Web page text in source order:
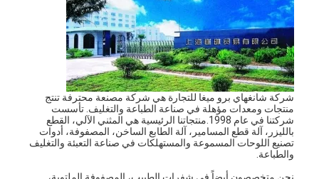
معلومات عنا
جولة في المعمل
مراقبة الجودة
اتصل بنا
أخبار
شركة شانغهاي برو ميغا للتجارة هي شركة مصنعة محترفة تنتج
منتجات ومعدات مؤهلة في صناعة الطباعة والتغليف. تأسست
شركتنا في عام 1998.منتجاتنا الرئيسية هي المثني الآلي، القطع
بالليزر، آلة قطع المسامير، آلة الطابع الساخن، المصفوفة، أدوات
تصنيع اللوحات المسموعة والمستهلكات في صناعة التعبئة والتغليف
والطباعة.